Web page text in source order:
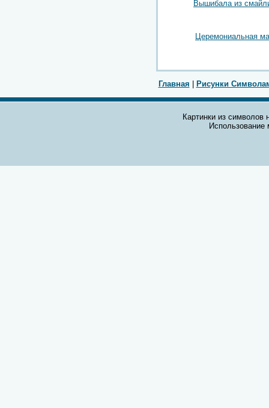
Вышибала из
Церемониальная
Главная Рисунки
Картинки из символов
Использование